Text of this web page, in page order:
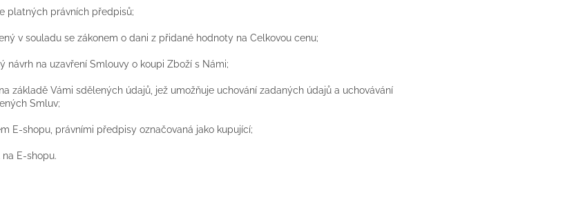
platných právních předpisů;
v souladu se zákonem o dani z přidané hodnoty na Celkovou cenu;
návrh na uzavření Smlouvy o koupi Zboží s Námi;
základě Vámi sdělených údajů, jež umožňuje uchování zadaných údajů a uchovávání
Smluv;
E-shopu, právními předpisy označovaná jako kupující;
E-shopu.